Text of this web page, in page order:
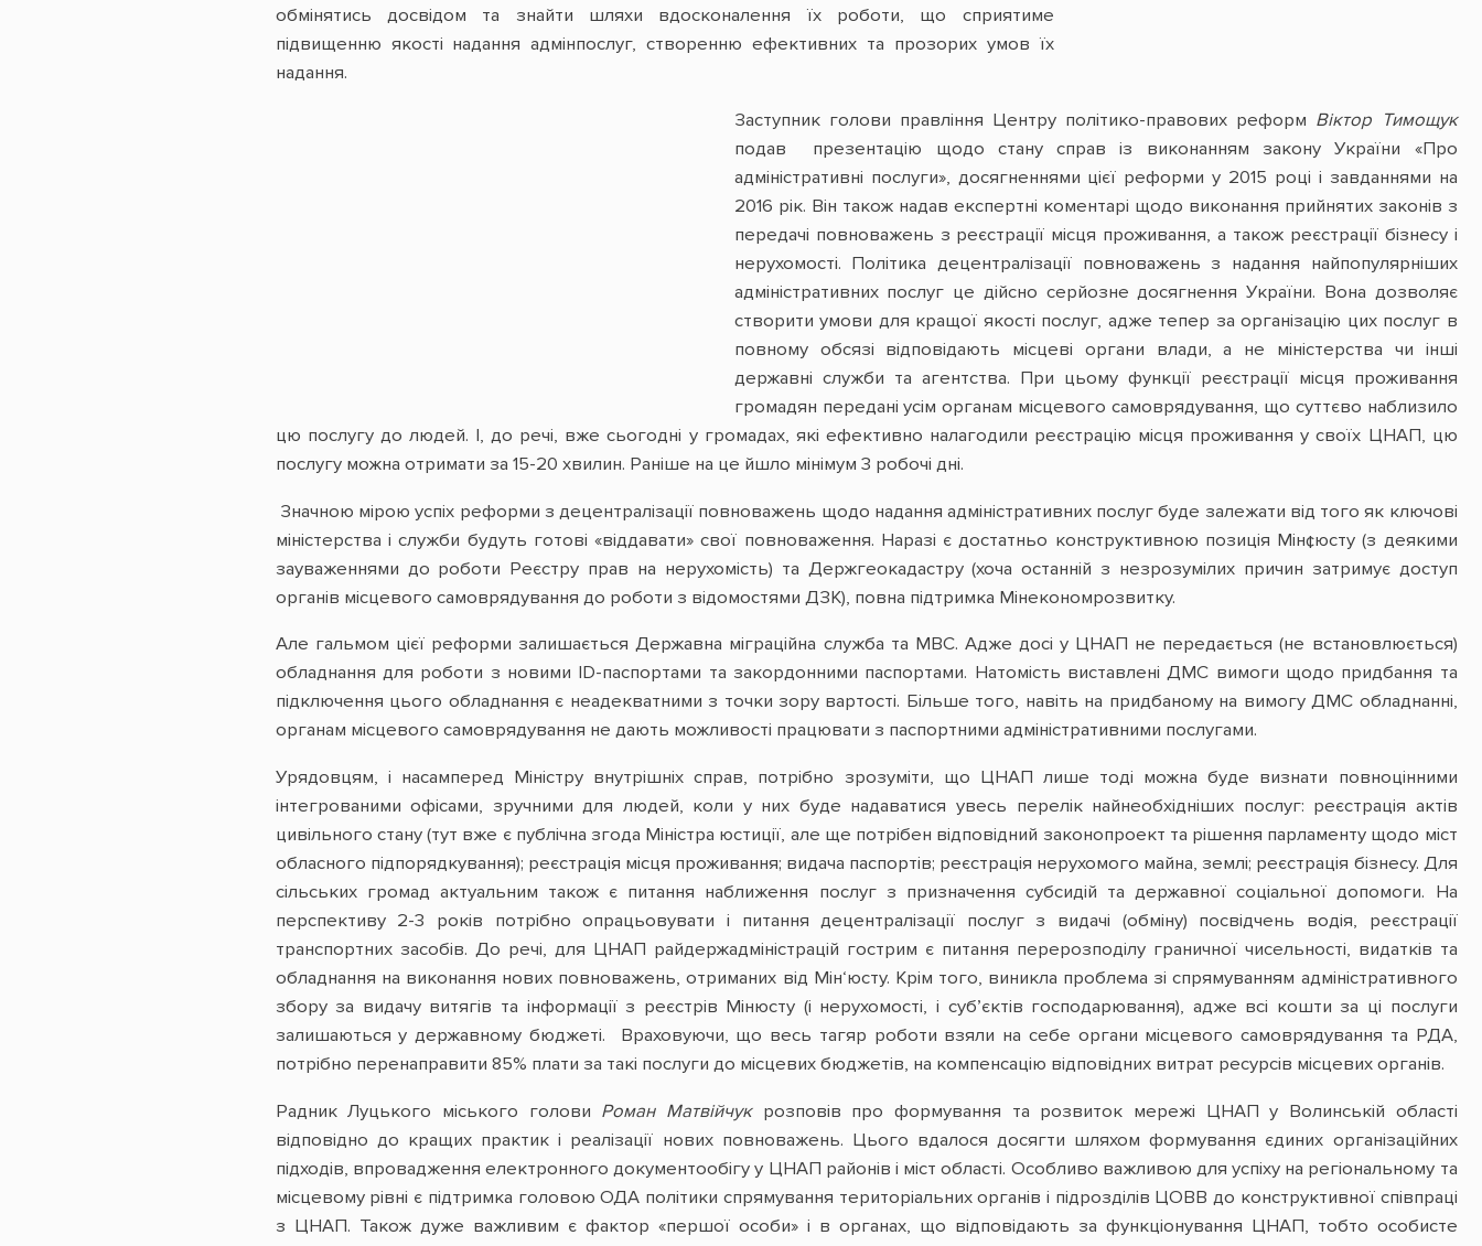
обмінятись досвідом та знайти шляхи вдосконалення їх роботи, що сприятиме
підвищенню якості надання адмінпослуг, створенню ефективних та прозорих умов їх
надання.
Заступник голови правління Центру політико-правових реформ Віктор Тимощук
подав презентацію щодо стану справ із виконанням закону України «Про
адміністративні послуги», досягненнями цієї реформи у 2015 році і завданнями на
2016 рік. Він також надав експертні коментарі щодо виконання прийнятих законів з
передачі повноважень з реєстрації місця проживання, а також реєстрації бізнесу і
нерухомості. Політика децентралізації повноважень з надання найпопулярніших
адміністративних послуг це дійсно серйозне досягнення України. Вона дозволяє
створити умови для кращої якості послуг, адже тепер за організацію цих послуг в
повному обсязі відповідають місцеві органи влади, а не міністерства чи інші
державні служби та агентства. При цьому функції реєстрації місця проживання
громадян передані усім органам місцевого самоврядування, що суттєво наблизило
цю послугу до людей. І, до речі, вже сьогодні у громадах, які ефективно налагодили реєстрацію місця проживання у своїх ЦНАП, цю
послугу можна отримати за 15-20 хвилин. Раніше на це йшло мінімум 3 робочі дні.
Значною мірою успіх реформи з децентралізації повноважень щодо надання адміністративних послуг буде залежати від того як ключові
міністерства і служби будуть готові «віддавати» свої повноваження. Наразі є достатньо конструктивною позиція Мін¢юсту (з деякими
зауваженнями до роботи Реєстру прав на нерухомість) та Держгеокадастру (хоча останній з незрозумілих причин затримує доступ
органів місцевого самоврядування до роботи з відомостями ДЗК), повна підтримка Мінекономрозвитку.
Але гальмом цієї реформи залишається Державна міграційна служба та МВС. Адже досі у ЦНАП не передається (не встановлюється)
обладнання для роботи з новими ID-паспортами та закордонними паспортами. Натомість виставлені ДМС вимоги щодо придбання та
підключення цього обладнання є неадекватними з точки зору вартості. Більше того, навіть на придбаному на вимогу ДМС обладнанні,
органам місцевого самоврядування не дають можливості працювати з паспортними адміністративними послугами.
Урядовцям, і насамперед Міністру внутрішніх справ, потрібно зрозуміти, що ЦНАП лише тоді можна буде визнати повноцінними
інтегрованими офісами, зручними для людей, коли у них буде надаватися увесь перелік найнеобхідніших послуг: реєстрація актів
цивільного стану (тут вже є публічна згода Міністра юстиції, але ще потрібен відповідний законопроект та рішення парламенту щодо міст
обласного підпорядкування); реєстрація місця проживання; видача паспортів; реєстрація нерухомого майна, землі; реєстрація бізнесу. Для
сільських громад актуальним також є питання наближення послуг з призначення субсидій та державної соціальної допомоги. На
перспективу 2-3 років потрібно опрацьовувати і питання децентралізації послуг з видачі (обміну) посвідчень водія, реєстрації
транспортних засобів. До речі, для ЦНАП райдержадміністрацій гострим є питання перерозподілу граничної чисельності, видатків та
обладнання на виконання нових повноважень, отриманих від Мін‘юсту. Крім того, виникла проблема зі спрямуванням адміністративного
збору за видачу витягів та інформації з реєстрів Мінюсту (і нерухомості, і суб’єктів господарювання), адже всі кошти за ці послуги
залишаються у державному бюджеті. Враховуючи, що весь тагяр роботи взяли на себе органи місцевого самоврядування та РДА,
потрібно перенаправити 85% плати за такі послуги до місцевих бюджетів, на компенсацію відповідних витрат ресурсів місцевих органів.
Радник Луцького міського голови Роман Матвійчукрозповів про формування та розвиток мережі ЦНАП у Волинській області
відповідно до кращих практик і реалізації нових повноважень. Цього вдалося досягти шляхом формування єдиних організаційних
підходів, впровадження електронного документообігу у ЦНАП районів і міст області. Особливо важливою для успіху на регіональному та
місцевому рівні є підтримка головою ОДА політики спрямування територіальних органів і підрозділів ЦОВВ до конструктивної співпраці
з ЦНАП. Також дуже важливим є фактор «першої особи» і в органах, що відповідають за функціонування ЦНАП, тобто особисте